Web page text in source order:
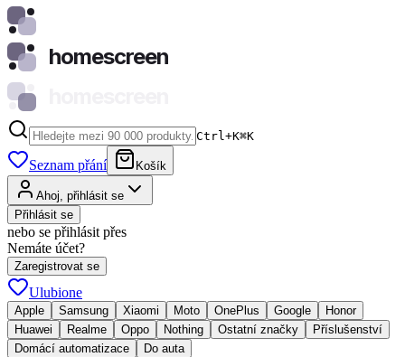
homescreen
Ctrl+K⌘K
Seznam přání Košík
Ahoj, přihlásit se
Přihlásit se
nebo se přihlásit přes
Nemáte účet?
Zaregistrovat se
Ulubione
Apple Samsung Xiaomi Moto OnePlus Google
Honor
Huawei
Realme Oppo Nothing Ostatní značky
Příslušenství
Domácí automatizace
Do auta